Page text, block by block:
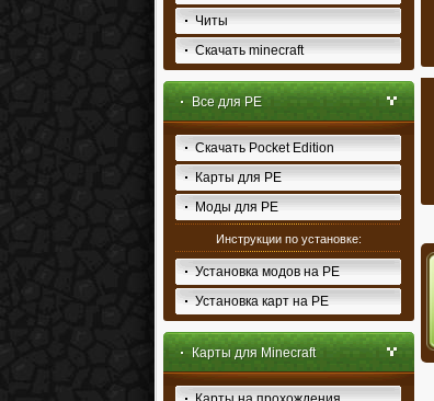
Читы
Скачать minecraft
Все для PE
Скачать Pocket Edition
Карты для PE
Моды для PE
Инструкции по установке:
Установка модов на PE
Установка карт на PE
Карты для Minecraft